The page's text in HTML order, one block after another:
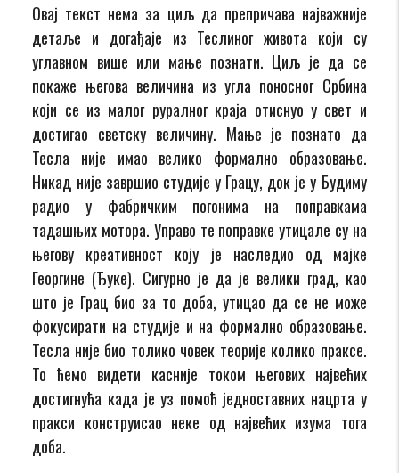
Овај текст нема за циљ да препричава најважније
детаље и догађаје из Теслиног живота који су
углавном више или мање познати. Циљ је да се
покаже његова величина из угла поносног Србина
који се из малог руралног краја отиснуо у свет и
достигао светску величину. Мање је познато да
Теслa није имао велико формално образовање.
Никад није завршио студије у Грацу, док је у Будиму
радио у фабричким погонима на поправкама
тадашњих мотора. Управо те поправке утицале су на
његову креативност коју је наследио од мајке
Георгине (Ђуке). Сигурно је да је велики град, као
што је Грац био за то доба, утицао да се не може
фокусирати на студије и на формално образовање.
Тесла није био толико човек теорије колико праксе.
То ћемо видети касније током његових највећих
достигнућа када је уз помоћ једноставних нацрта у
пракси конструисао неке од највећих изума тога
доба.